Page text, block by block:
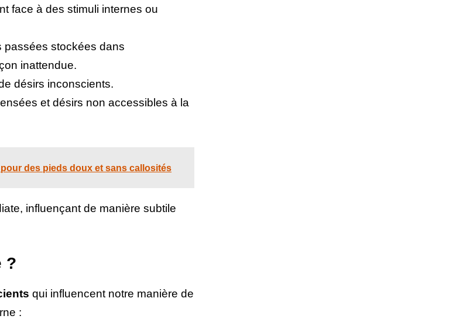
face à des stimuli internes ou
passées stockées dans
inattendue.
désirs inconscients.
et désirs non accessibles à la
des pieds doux et sans callosités
influençant de manière subtile
?
qui influencent notre manière de
: